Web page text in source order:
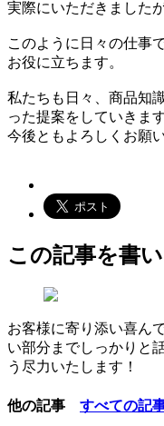
実際にいただきました
このように日々の仕事
お役に立ちます。
私たちも日々、商品知
った提案をしていきま
今後ともよろしくお願
この記事を書
お客様に寄り添い喜ん
い部分までしっかりと
う尽力いたします！
他の記事 すべての記